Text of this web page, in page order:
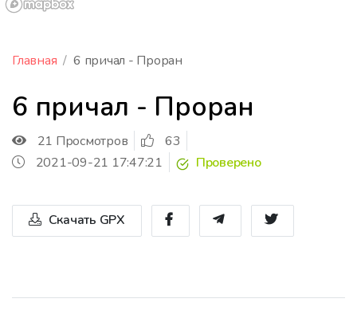
Главная 6 причал - Проран
6 причал - Проран
21 Просмотров
63
2021-09-21 17:47:21
Проверено
Скачать GPX